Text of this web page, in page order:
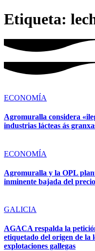
Etiqueta:
ECONOMÍA
Agromuralla considera
industrias lácteas ás
ECONOMÍA
Agromuralla y la OPL
inminente bajada del
GALICIA
AGACA respalda la
etiquetado del origen de la
explotaciones gallegas